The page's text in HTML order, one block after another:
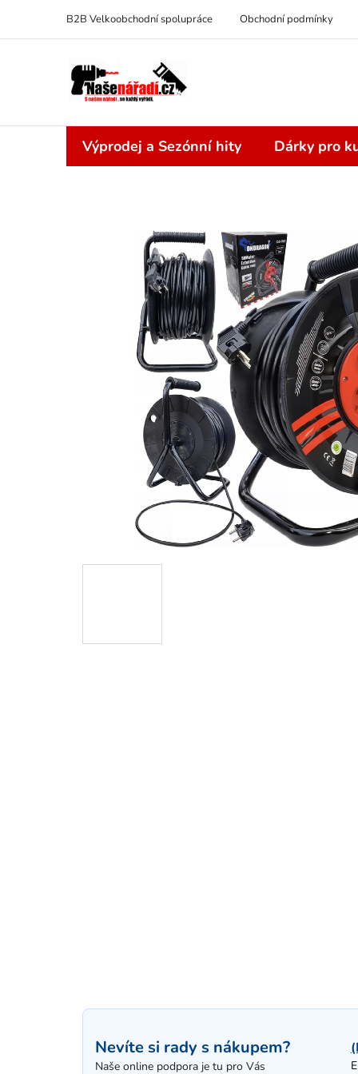
obsah
B2B Velkoobchodní spolupráce Obchodní podmínky
Výprodej a Sezónní hity Dárky pro
Nevíte si rady s nákupem?
Naše online podpora je tu pro Vás